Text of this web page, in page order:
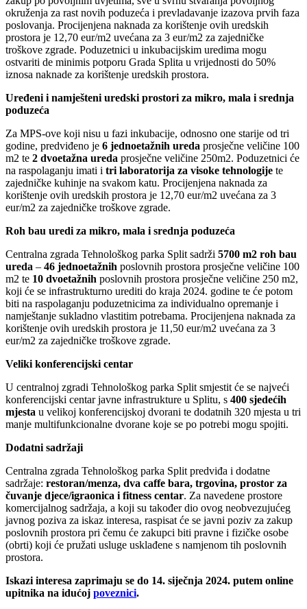
okruženja za rast novih poduzeća i prevladavanje izazova prvih faza
poslovanja. Procijenjena naknada za korištenje ovih uredskih
prostora je 12,70 eur/m2 uvećana za 3 eur/m2 za zajedničke
troškove zgrade. Poduzetnici u inkubacijskim uredima mogu
ostvariti de minimis potporu Grada Splita u vrijednosti do 50%
iznosa naknade za korištenje uredskih prostora.
Uređeni i namješteni uredski prostori za mikro, mala i srednja
poduzeća
Za MPS-ove koji nisu u fazi inkubacije, odnosno one starije od tri
godine, predviđeno je 6 jednoetažnih ureda prosječne veličine 100
m2 te 2 dvoetažna ureda prosječne veličine 250m2. Poduzetnici će
na raspolaganju imati i tri laboratorija za visoke tehnologije te
zajedničke kuhinje na svakom katu. Procijenjena naknada za
korištenje ovih uredskih prostora je 12,70 eur/m2 uvećana za 3
eur/m2 za zajedničke troškove zgrade.
Roh bau uredi za mikro, mala i srednja poduzeća
Centralna zgrada Tehnološkog parka Split sadrži 5700 m2 roh bau
ureda – 46 jednoetažnih poslovnih prostora prosječne veličine 100
m2 te 10 dvoetažnih poslovnih prostora prosječne veličine 250 m2,
koji će se infrastrukturno urediti do kraja 2024. godine te će potom
biti na raspolaganju poduzetnicima za individualno opremanje i
namještanje sukladno vlastitim potrebama. Procijenjena naknada za
korištenje ovih uredskih prostora je 11,50 eur/m2 uvećana za 3
eur/m2 za zajedničke troškove zgrade.
Veliki konferencijski centar
U centralnoj zgradi Tehnološkog parka Split smjestit će se najveći
konferencijski centar javne infrastrukture u Splitu, s 400 sjedećih
mjesta u velikoj konferencijskoj dvorani te dodatnih 320 mjesta u tri
manje multifunkcionalne dvorane koje se po potrebi mogu spojiti.
Dodatni sadržaji
Centralna zgrada Tehnološkog parka Split predviđa i dodatne
sadržaje: restoran/menza, dva caffe bara, trgovina, prostor za
čuvanje djece/igraonica i fitness centar. Za navedene prostore
komercijalnog sadržaja, a koji su također dio ovog neobvezujućeg
javnog poziva za iskaz interesa, raspisat će se javni poziv za zakup
poslovnih prostora pri čemu će zakupci biti pravne i fizičke osobe
(obrti) koji će pružati usluge usklađene s namjenom tih poslovnih
prostora.
Iskazi interesa zaprimaju se do 14. siječnja 2024. putem online
upitnika na idućoj poveznici.